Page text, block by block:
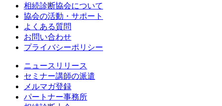
相続診断協会について
協会の活動・サポート
よくある質問
お問い合わせ
プライバシーポリシー
ニュースリリース
セミナー講師の派遣
メルマガ登録
パートナー事務所